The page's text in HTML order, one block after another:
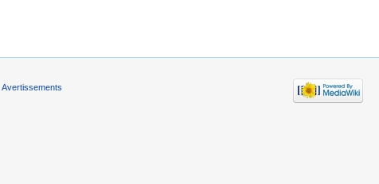
Avertissements